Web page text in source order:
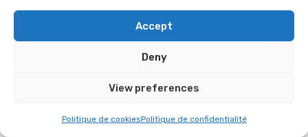
Accept
Deny
View preferences
Politique de cookiesPolitique de confidentialité
l’année durant des événements
pop-culture en Suisse.
Pour pouvoir participer, il faut
résident.
La première sélection aura lieu à